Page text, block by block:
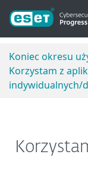
Koniec okresu
Korzystam z
indywidualnych/